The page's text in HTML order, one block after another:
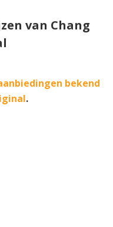
van Chang
bekend
.